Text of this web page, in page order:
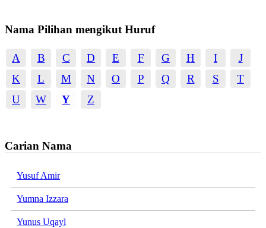
Nama Pilihan mengikut Huruf
A B C D E F G H I
J
K
L M N O P Q R S
T
U
W Y Z
Carian Nama
Yusuf Amir
Yumna Izzara
Yunus Uqayl